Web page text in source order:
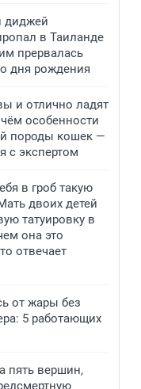
диджей
в Таиланде
прервалась
дня рождения
и отлично ладят
особенности
породы кошек —
с экспертом
в гроб такую
двоих детей
татуировку в
она это
отвечает
от жары без
5 работающих
пять вершин,